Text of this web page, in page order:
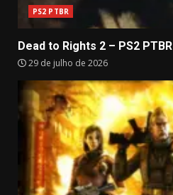
PS2 PTBR
Dead to Rights 2 – PS2 PTBR
29 de julho de 2026